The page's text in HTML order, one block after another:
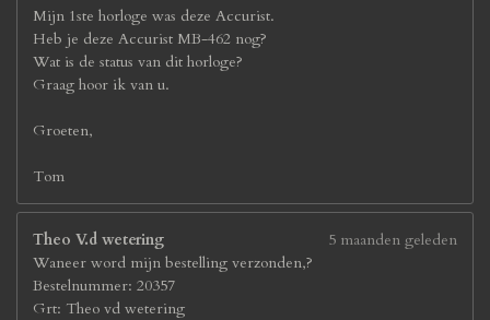
Mijn 1ste horloge was deze Accurist.
Heb je deze Accurist MB-462 nog?
Wat is de status van dit horloge?
Graag hoor ik van u.
Groeten,
Tom
Theo V.d wetering
5 maanden geleden
Waneer word mijn bestelling verzonden,?
Bestelnummer: 20357
Grt: Theo vd wetering